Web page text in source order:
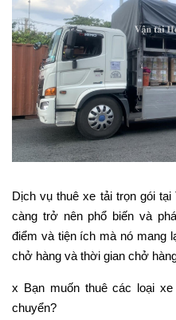
Dịch vụ thuê xe tải trọn gói tại
càng trở nên phổ biến và
điểm và tiện ích mà nó mang
chở hàng và thời gian chở
x Bạn muốn thuê các loại
chuyển?